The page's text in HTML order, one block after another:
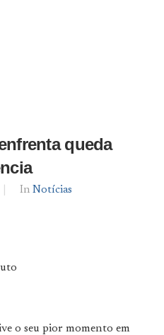
queda
By
In Notícias
o seu pior momento em